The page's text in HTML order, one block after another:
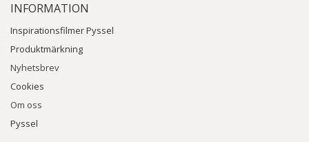
INFORMATION
Inspirationsfilmer Pyssel
Produktmärkning
Nyhetsbrev
Cookies
Om oss
Pyssel